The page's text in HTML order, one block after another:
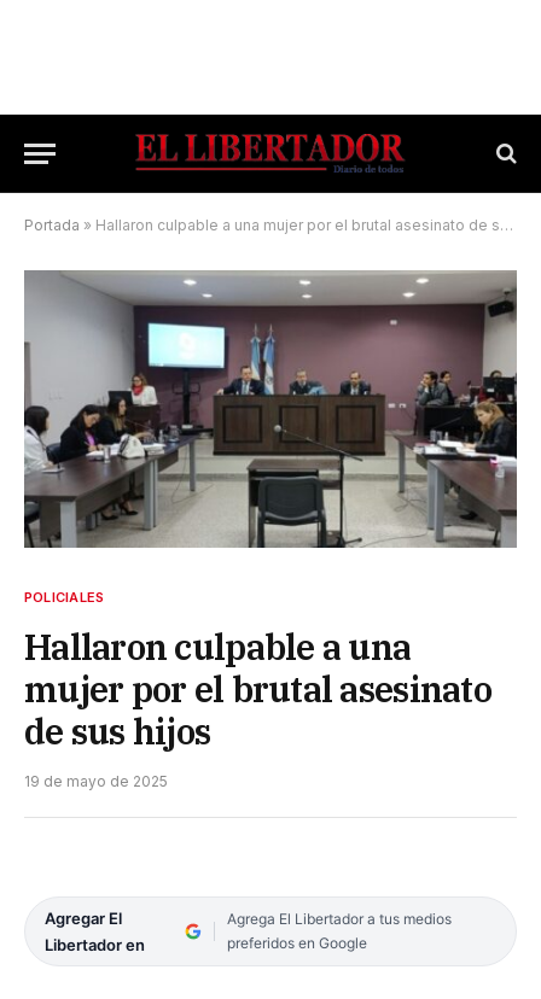
Portada » Hallaron culpable a una mujer por el brutal asesinato de sus hijos
POLICIALES
Hallaron culpable a una
mujer por el brutal asesinato
de sus hijos
19 de mayo de 2025
Agregar El
Libertador en
Agrega El Libertador a tus medios
preferidos en Google